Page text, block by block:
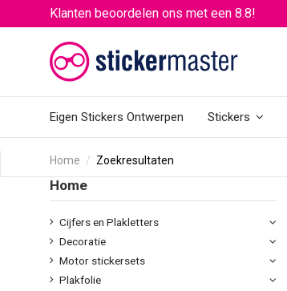
Klanten beoordelen ons met een 8.8!
Eigen Stickers Ontwerpen Stickers
Home Zoekresultaten
Home
Cijfers en Plakletters
Decoratie
Motor stickersets
Plakfolie